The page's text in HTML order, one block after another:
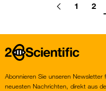
Go
Previous
pageGo
1
Go
2
Home
Abonnieren Sie unseren Newsletter
neuesten Nachrichten, direkt aus